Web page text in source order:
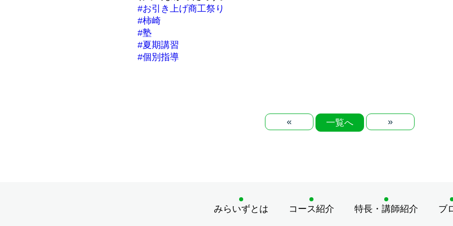
#お引き上げ商工祭り
#柿崎
#塾
#夏期講習
#個別指導
« 一覧へ »
みらいずとは コース紹介 特長・講師紹介 ブ